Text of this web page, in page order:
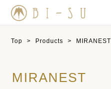
Top > Products > MIRANEST
MIRANEST